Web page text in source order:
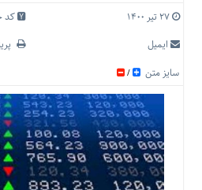
تعرفه
اصلی
عمومی
اجتماعی
سیاسی
۲۷ تیر ۱۴۰۰
کد خبر
ایمیل
سایز متن
/